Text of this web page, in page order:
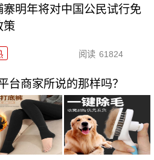
寨明年将对中国公民试行免
策
阅读 61824
台商家所说的那样吗？